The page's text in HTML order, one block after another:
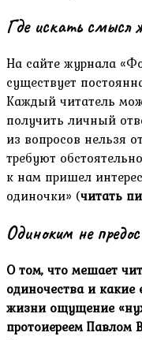
Где искать смысл
На сайте журнала
существует
Каждый читатель
получить личный
из вопросов нельзя
требуют
к нам пришел
одиночки» (читать
Одиноким не
О том, что мешает
одиночества и какие
жизни ощущение
протоиереем Павлом